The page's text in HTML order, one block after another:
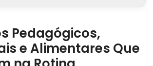
Pedagógicos,
e Alimentares Que